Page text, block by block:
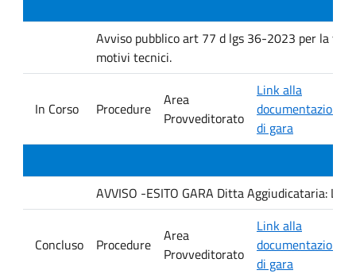
Avviso pubblico art 77 d lgs 36-2023 per la
motivi tecnici.
In Corso Procedure
Area
Provveditorato
Link alla
documentazione
di gara
AVVISO -ESITO GARA Ditta Aggiudicataria:
Concluso Procedure
Area
Provveditorato
Link alla
documentazione
di gara